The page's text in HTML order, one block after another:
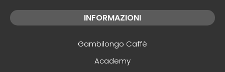
INFORMAZIONI
Gambilongo Caffè
Academy